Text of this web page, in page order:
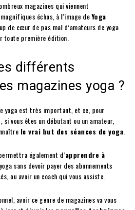
magazines qui viennent
échos, à l’image deYoga
de cœur de pas mal d’amateurs de yoga
toute première édition.
différents
magazines yoga ?
yoga est très important, et ce, pour
vous êtes un débutant ou un amateur,
le vrai but des séances de yoga
également d’apprendre à
sans devoir payer des abonnements
ou avoir un coach qui vous assiste.
avoir ce genre de magazines va vous